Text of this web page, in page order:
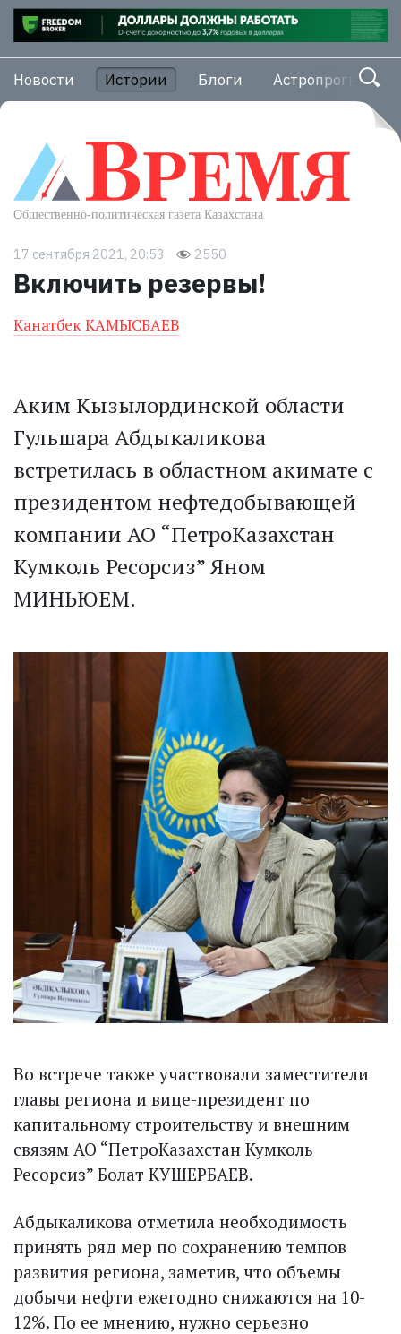
Новости Истории Блоги Астропрогноз
17 сентября 2021, 20:53 2550
Включить резервы!
Канатбек КАМЫСБАЕВ
Аким Кызылординской области
Гульшара Абдыкаликова
встретилась в областном акимате с
президентом нефтедобывающей
компании АО “ПетроКазахстан
Кумколь Ресорсиз” Яном
МИНЬЮЕМ.
Во встрече также участвовали заместители
главы региона и вице-президент по
капитальному строительству и внешним
связям АО “ПетроКазахстан Кумколь
Ресорсиз” Болат КУШЕРБАЕВ.
Абдыкаликова отметила необходимость
принять ряд мер по сохранению темпов
развития региона, заметив, что объемы
добычи нефти ежегодно снижаются на 10-
12%. По ее мнению, нужно серьезно